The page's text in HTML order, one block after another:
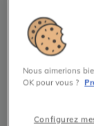
9 produits
ouvrées
Quantité:
Nous aimerions
OK pour vous ?
Configurez